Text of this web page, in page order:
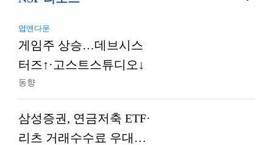
업앤다운
게임주 상승…데브시스
터즈↑·고스트스튜디오↓
동향
삼성증권, 연금저축 ETF·
리츠 거래수수료 우대…